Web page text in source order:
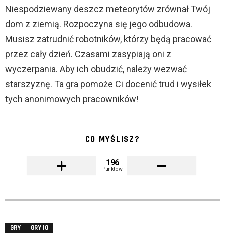
Niespodziewany deszcz meteorytów zrównał Twój
dom z ziemią. Rozpoczyna się jego odbudowa.
Musisz zatrudnić robotników, którzy będą pracować
przez cały dzień. Czasami zasypiają oni z
wyczerpania. Aby ich obudzić, należy wezwać
starszyznę. Ta gra pomoże Ci docenić trud i wysiłek
tych anonimowych pracowników!
CO MYŚLISZ?
196
Punktów
GRY GRY IO